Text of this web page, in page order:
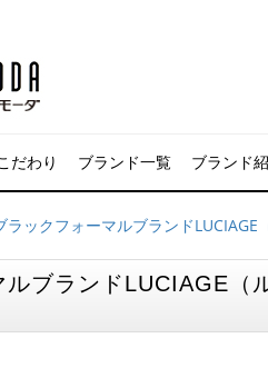
だわり ブランド一覧 ブランド
ラックフォーマルブランド
ブランドLUCIAGE（